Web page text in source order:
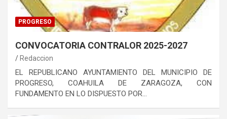
PROGRESO
CONVOCATORIA CONTRALOR 2025-2027
Redaccion
EL REPUBLICANO AYUNTAMIENTO DEL MUNICIPIO DE
PROGRESO, COAHUILA DE ZARAGOZA, CON
FUNDAMENTO EN LO DISPUESTO POR…